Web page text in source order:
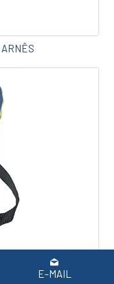
E-MAIL